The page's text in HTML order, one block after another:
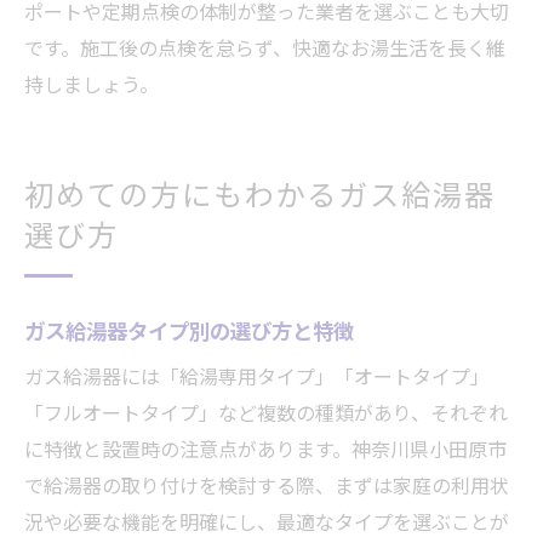
ポートや定期点検の体制が整った業者を選ぶことも大切
です。施工後の点検を怠らず、快適なお湯生活を長く維
持しましょう。
初めての方にもわかるガス給湯器
選び方
ガス給湯器タイプ別の選び方と特徴
ガス給湯器には「給湯専用タイプ」「オートタイプ」
「フルオートタイプ」など複数の種類があり、それぞれ
に特徴と設置時の注意点があります。神奈川県小田原市
で給湯器の取り付けを検討する際、まずは家庭の利用状
況や必要な機能を明確にし、最適なタイプを選ぶことが